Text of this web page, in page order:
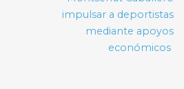
impulsar a deportistas
mediante apoyos
económicos